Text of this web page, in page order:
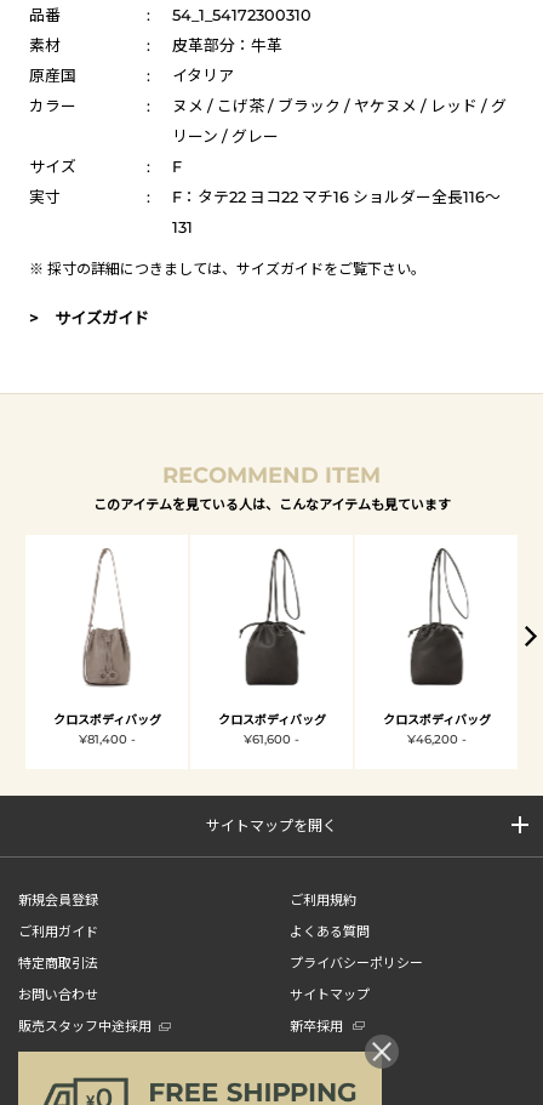
品番 :
54_1_54172300310
素材
:
皮革部分：牛革
原産国
:
イタリア
カラー
:
ヌメ / こげ茶 / ブラック / ヤケヌメ / レッド / グ
リーン / グレー
サイズ
:
F
実寸
:
F：タテ22 ヨコ22 マチ16 ショルダー全長116～
131
※ 採寸の詳細につきましては、 サイズガイドをご覧下さい。
> サイズガイド
RECOMMEND ITEM
このアイテムを見ている人は、こんなアイテムも見ています
クロスボディバッグ
¥81,400 -
クロスボディバッグ
¥61,600 -
クロスボディバッグ
¥46,200 -
サイトマップを開く
新規会員登録
ご利用規約
ご利用ガイド
よくある質問
特定商取引法
プライバシーポリシー
お問い合わせ
サイトマップ
販売スタッフ中途採用
新卒採用